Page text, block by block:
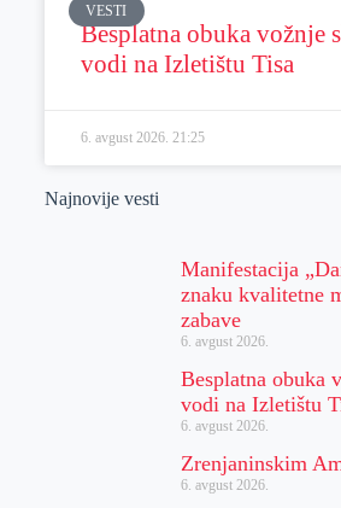
VESTI
Besplatna obuka vožnje
vodi na Izletištu Tisa
6. avgust 2026. 21:25
Najnovije vesti
Manifestacija
znaku kvalitetne
zabave
6. avgust 2026.
Besplatna obuka
vodi na Izletištu
6. avgust 2026.
Zrenjaninskim
6. avgust 2026.